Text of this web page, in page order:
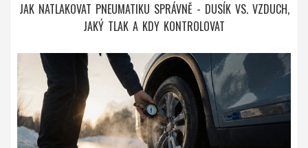
JAK NATLAKOVAT PNEUMATIKU SPRÁVNĚ - DUSÍK VS. VZDUCH,
JAKÝ TLAK A KDY KONTROLOVAT